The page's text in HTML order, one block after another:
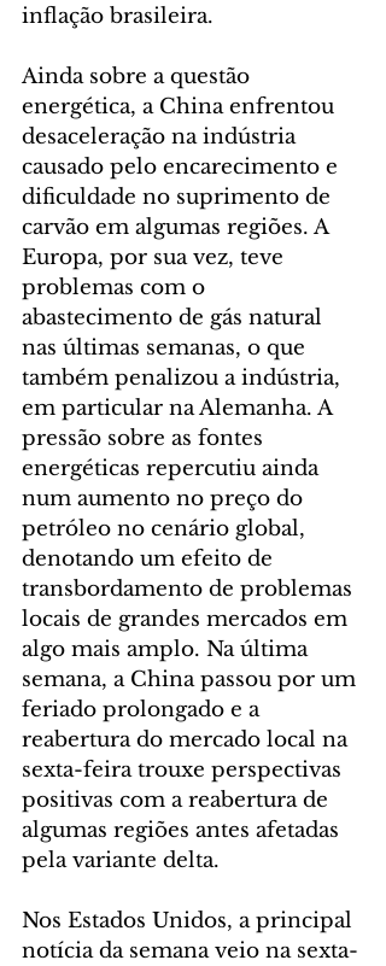
inflação brasileira.
Ainda sobre a questão
energética, a China enfrentou
desaceleração na indústria
causado pelo encarecimento e
dificuldade no suprimento de
carvão em algumas regiões. A
Europa, por sua vez, teve
problemas com o
abastecimento de gás natural
nas últimas semanas, o que
também penalizou a indústria,
em particular na Alemanha. A
pressão sobre as fontes
energéticas repercutiu ainda
num aumento no preço do
petróleo no cenário global,
denotando um efeito de
transbordamento de problemas
locais de grandes mercados em
algo mais amplo. Na última
semana, a China passou por um
feriado prolongado e a
reabertura do mercado local na
sexta-feira trouxe perspectivas
positivas com a reabertura de
algumas regiões antes afetadas
pela variante delta.
Nos Estados Unidos, a principal
notícia da semana veio na sexta-